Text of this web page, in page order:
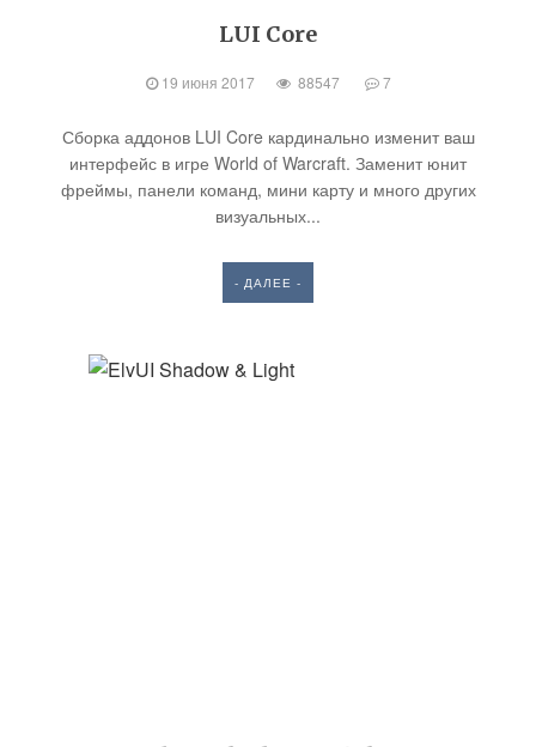
LUI Core
19 июня 2017 88547 7
Сборка аддонов LUI Core кардинально изменит ваш
интерфейс в игре World of Warcraft. Заменит юнит
фреймы, панели команд, мини карту и много других
визуальных...
- ДАЛЕЕ -